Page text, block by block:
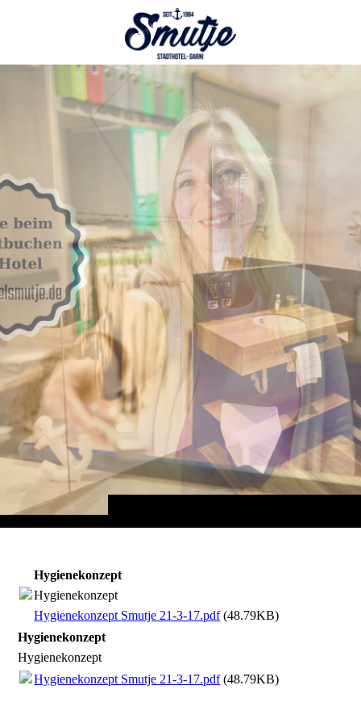
Hygienekonzept
Hygienekonzept
Hygienekonzept Smutje 21-3-17.pdf(48.79KB)
Hygienekonzept
Hygienekonzept
Hygienekonzept Smutje 21-3-17.pdf(48.79KB)